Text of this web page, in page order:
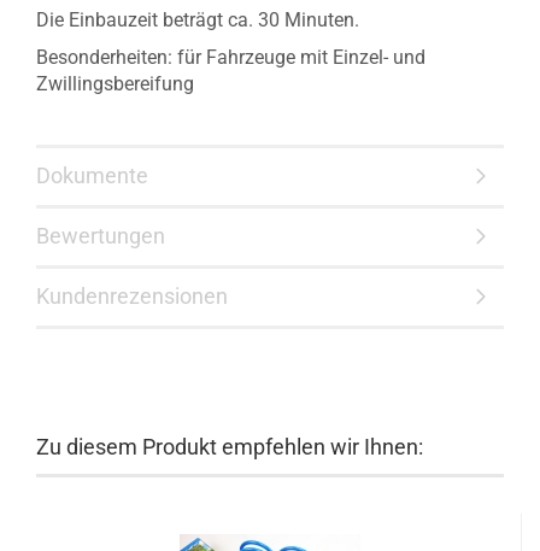
Die Einbauzeit beträgt ca. 30 Minuten.
Besonderheiten: für Fahrzeuge mit Einzel- und
Zwillingsbereifung
Dokumente
Bewertungen
Kundenrezensionen
Zu diesem Produkt empfehlen wir Ihnen: